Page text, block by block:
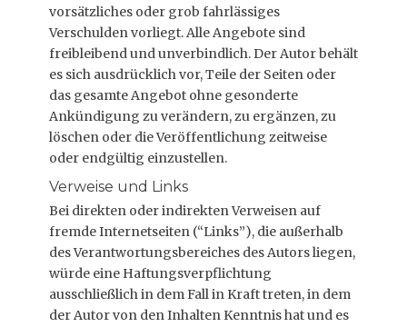
vorsätzliches oder grob fahrlässiges
Verschulden vorliegt. Alle Angebote sind
freibleibend und unverbindlich. Der Autor behält
es sich ausdrücklich vor, Teile der Seiten oder
das gesamte Angebot ohne gesonderte
Ankündigung zu verändern, zu ergänzen, zu
löschen oder die Veröffentlichung zeitweise
oder endgültig einzustellen.
Verweise und Links
Bei direkten oder indirekten Verweisen auf
fremde Internetseiten (“Links”), die außerhalb
des Verantwortungsbereiches des Autors liegen,
würde eine Haftungsverpflichtung
ausschließlich in dem Fall in Kraft treten, in dem
der Autor von den Inhalten Kenntnis hat und es